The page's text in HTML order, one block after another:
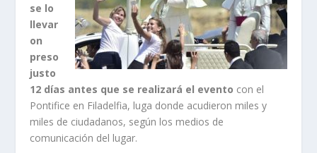
se lo
llevar
on
preso
justo
12 días antes que se realizará el evento con el
Pontifice en Filadelfia, luga donde acudieron miles y
miles de ciudadanos, según los medios de
comunicación del lugar.